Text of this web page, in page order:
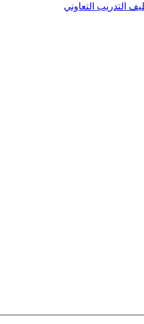
التدريب التعاوني